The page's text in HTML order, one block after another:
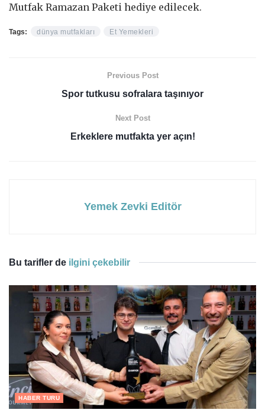
Mutfak Ramazan Paketi hediye edilecek.
Tags: dünya mutfakları Et Yemekleri
Previous Post
Spor tutkusu sofralara taşınıyor
Next Post
Erkeklere mutfakta yer açın!
Yemek Zevki Editör
Bu tarifler de ilgini çekebilir
HABER TURU